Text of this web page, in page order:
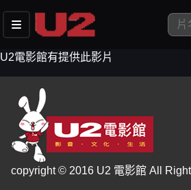
U2電影館有提供此影片
copyright © 2016 U2 電影館 All